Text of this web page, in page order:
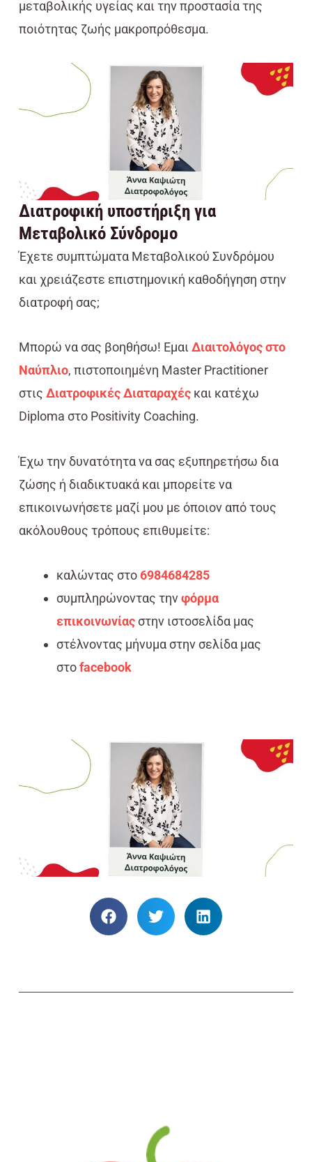
μεταβολικής υγείας και την προστασία της
ποιότητας ζωής μακροπρόθεσμα.
Διατροφική υποστήριξη για
Μεταβολικό Σύνδρομο
Έχετε συμπτώματα Μεταβολικού Συνδρόμου
και χρειάζεστε επιστημονική καθοδήγηση στην
διατροφή σας;
Μπορώ να σας βοηθήσω! ΕμαιΔιαιτολόγος στο
Ναύπλιο, πιστοποιημένη Master Practitioner
στις Διατροφικές Διαταραχέςκαι κατέχω
Diploma στο Positivity Coaching.
Έχω την δυνατότητα να σας εξυπηρετήσω δια
ζώσης ή διαδικτυακά και μπορείτε να
επικοινωνήσετε μαζί μου με όποιον από τους
ακόλουθους τρόπους επιθυμείτε:
καλώντας στο 6984684285
συμπληρώνοντας τηνφόρμα
επικοινωνίαςστην ιστοσελίδα μας
στέλνοντας μήνυμα στην σελίδα μας
στοfacebook